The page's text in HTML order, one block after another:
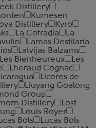
Distillery
Kumesen
Distillery
Kyro
La Cofradia
La
Lamas Destilaria
Latvijas Balzams
Les Bienheureux
Les
Lheraud Cognac
Licores de
Liuyang Goalong
Group
Distillery
Lost
Louis Royer
Bols
Lucas Bols